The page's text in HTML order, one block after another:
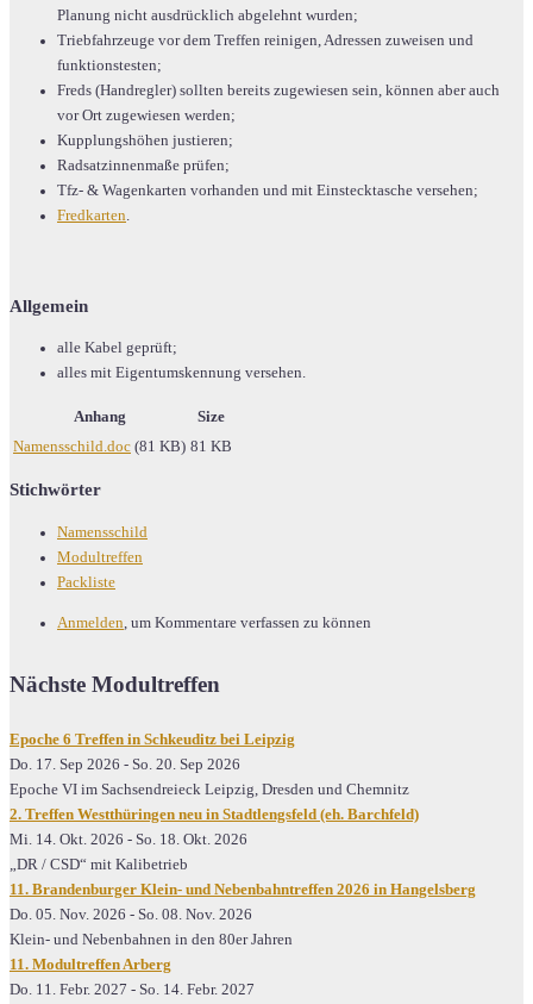
Planung nicht ausdrücklich abgelehnt wurden;
Triebfahrzeuge vor dem Treffen reinigen, Adressen zuweisen und
funktionstesten;
Freds (Handregler) sollten bereits zugewiesen sein, können aber auch
vor Ort zugewiesen werden;
Kupplungshöhen justieren;
Radsatzinnenmaße prüfen;
Tfz- & Wagenkarten vorhanden und mit Einstecktasche versehen;
Fredkarten
Allgemein
alle Kabel geprüft;
alles mit Eigentumskennung versehen.
Anhang
Size
Namensschild.doc (81 KB) 81 KB
Stichwörter
Namensschild
Modultreffen
Packliste
Anmelden , um Kommentare verfassen zu können
Nächste Modultreffen
Epoche 6 Treffen in Schkeuditz bei Leipzig
Do. 17. Sep 2026 - So. 20. Sep 2026
Epoche VI im Sachsendreieck Leipzig, Dresden und Chemnitz
2. Treffen Westthüringen neu in Stadtlengsfeld (eh. Barchfeld)
Mi. 14. Okt. 2026 - So. 18. Okt. 2026
„DR / CSD“ mit Kalibetrieb
11. Brandenburger Klein- und Nebenbahntreffen 2026 in Hangelsberg
Do. 05. Nov. 2026 - So. 08. Nov. 2026
Klein- und Nebenbahnen in den 80er Jahren
11. Modultreffen Arberg
Do. 11. Febr. 2027 - So. 14. Febr. 2027